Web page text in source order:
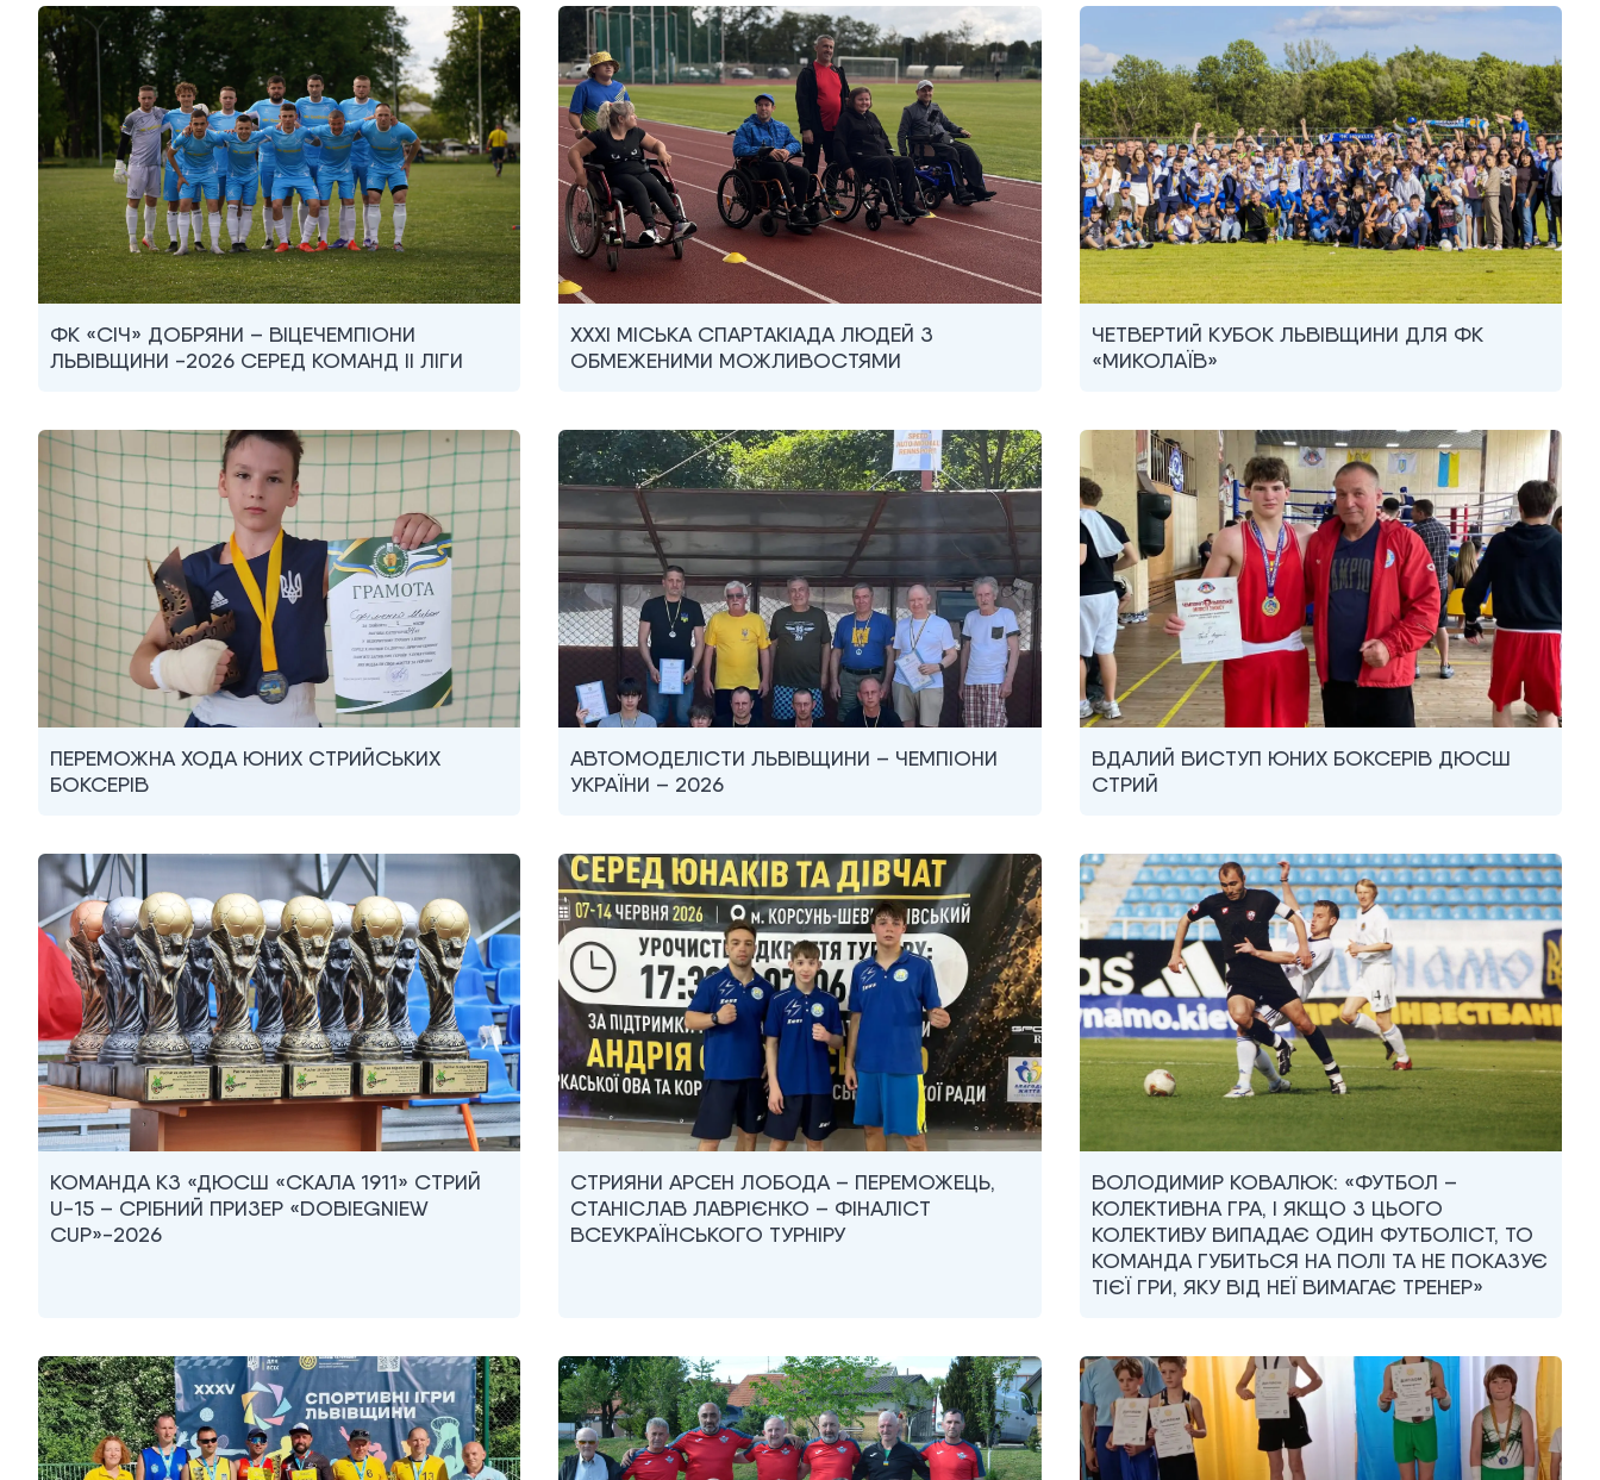
ФК «СІЧ» ДОБРЯНИ – ВІЦЕЧЕМПІОНИ
ЛЬВІВЩИНИ -2026 СЕРЕД КОМАНД II ЛІГИ
XXXI МІСЬКА СПАРТАКІАДА ЛЮДЕЙ З
ОБМЕЖЕНИМИ МОЖЛИВОСТЯМИ
ЧЕТВЕРТИЙ КУБОК ЛЬВІВЩИНИ ДЛЯ ФК
«МИКОЛАЇВ»
ПЕРЕМОЖНА ХОДА ЮНИХ СТРИЙСЬКИХ
БОКСЕРІВ
АВТОМОДЕЛІСТИ ЛЬВІВЩИНИ – ЧЕМПІОНИ
УКРАЇНИ – 2026
ВДАЛИЙ ВИСТУП ЮНИХ БОКСЕРІВ ДЮСШ
СТРИЙ
КОМАНДА КЗ «ДЮСШ «СКАЛА 1911» СТРИЙ
U-15 – СРІБНИЙ ПРИЗЕР «DOBIEGNIEW
CUP»-2026
СТРИЯНИ АРСЕН ЛОБОДА – ПЕРЕМОЖЕЦЬ,
СТАНІСЛАВ ЛАВРІЄНКО – ФІНАЛІСТ
ВСЕУКРАЇНСЬКОГО ТУРНІРУ
ВОЛОДИМИР КОВАЛЮК: «ФУТБОЛ –
КОЛЕКТИВНА ГРА, І ЯКЩО З ЦЬОГО
КОЛЕКТИВУ ВИПАДАЄ ОДИН ФУТБОЛІСТ, ТО
КОМАНДА ГУБИТЬСЯ НА ПОЛІ ТА НЕ ПОКАЗУЄ
ТІЄЇ ГРИ, ЯКУ ВІД НЕЇ ВИМАГАЄ ТРЕНЕР»